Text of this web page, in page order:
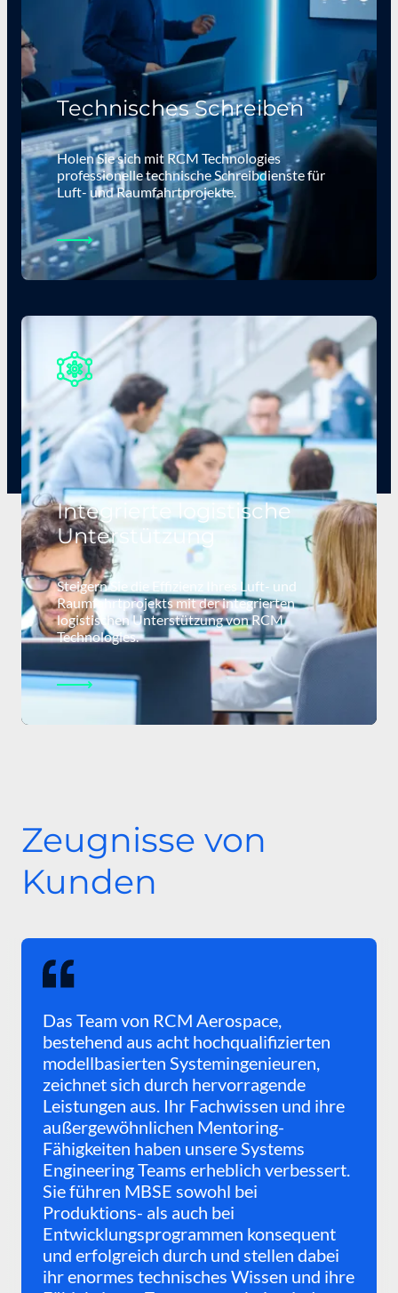
Technisches Schreiben
Holen Sie sich mit RCM Technologies
professionelle technische Schreibdienste für
Luft- und Raumfahrtprojekte.
Integrierte logistische
Unterstützung
Steigern Sie die Effizienz Ihres Luft- und
Raumfahrtprojekts mit der integrierten
logistischen Unterstützung von RCM
Technologies.
Zeugnisse von
Kunden
Das Team von RCM Aerospace,
bestehend aus acht hochqualifizierten
modellbasierten Systemingenieuren,
zeichnet sich durch hervorragende
Leistungen aus. Ihr Fachwissen und ihre
außergewöhnlichen Mentoring-
Fähigkeiten haben unsere Systems
Engineering Teams erheblich verbessert.
Sie führen MBSE sowohl bei
Produktions- als auch bei
Entwicklungsprogrammen konsequent
und erfolgreich durch und stellen dabei
ihr enormes technisches Wissen und ihre